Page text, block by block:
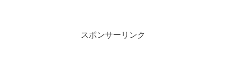
スポンサーリンク